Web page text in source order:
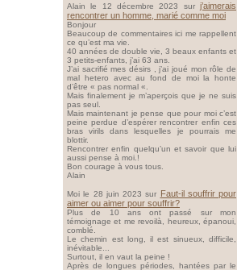
Alain le 12 décembre 2023 sur j’aimerais
rencontrer un homme, marié comme moi
Bonjour
Beaucoup de commentaires ici me rappellent
ce qu’est ma vie.
40 années de double vie, 3 beaux enfants et
3 petits-enfants, j’ai 63 ans.
J’ai sacrifié mes désirs , j’ai joué mon rôle de
mal hetero avec au fond de moi la honte
d’être « pas normal «.
Mais finalement je m’aperçois que je ne suis
pas seul.
Mais maintenant je pense que pour moi c’est
peine perdue d’espérer rencontrer enfin ces
bras virils dans lesquelles je pourrais me
blottir.
Rencontrer enfin quelqu’un et savoir que lui
aussi pense à moi.!
Bon courage à vous tous.
Alain
Moi le 28 juin 2023 sur Faut-il souffrir pour
aimer ou aimer pour souffrir?
Plus de 10 ans ont passé sur mon
témoignage et me revoilà, heureux, épanoui,
comblé.
Le chemin est long, il est sinueux, difficile,
inévitable...
Surtout, il en vaut la peine !
Après de longues périodes, hantées par le